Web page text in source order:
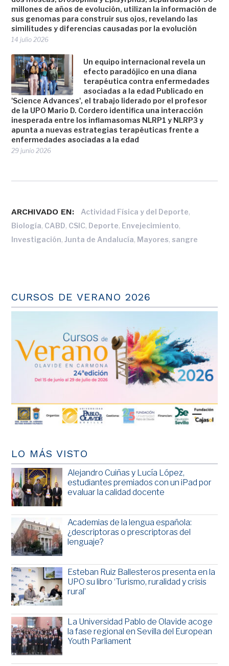
millones de años de evolución, utilizan la información de
sus genomas para construir sus ojos, revelando las
similitudes y diferencias causadas por la evolución
14 julio 2026
Un equipo internacional revela un
efecto paradójico en una diana
terapéutica contra enfermedades
asociadas a la edad Publicado en
'Science Advances', el trabajo liderado por el profesor
de la UPO Mario D. Cordero identifica una interacción
inesperada entre los inflamasomas NLRP1 y NLRP3 y
apunta a nuevas estrategias terapéuticas frente a
enfermedades asociadas a la edad
29 junio 2026
ARCHIVADO EN: Actividad Física y del Deporte,
Biología, CABD, CSIC, Deporte, Envejecimiento,
Investigación,Junta de Andalucía, Mayores,sangre
CURSOS DE VERANO 2026
LO MÁS VISTO
Alejandro Cuiñas y Lucía López,
estudiantes premiados con un iPad por
evaluar la calidad docente
Academias de la lengua española:
¿descriptoras o prescriptoras del
lenguaje?
Esteban Ruiz Ballesteros presenta en la
UPO su libro ‘Turismo, ruralidad y crisis
rural’
La Universidad Pablo de Olavide acoge
la fase regional en Sevilla del European
Youth Parliament